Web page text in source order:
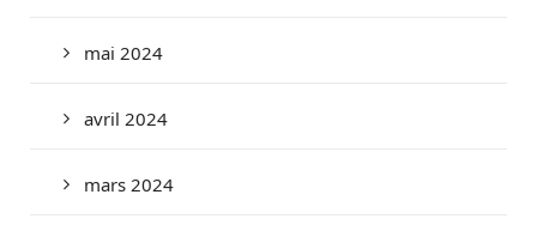
mai 2024
avril 2024
mars 2024